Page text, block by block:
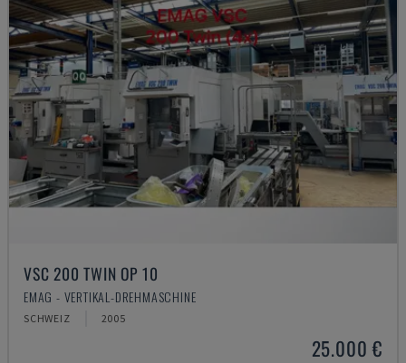
VSC 200 TWIN OP 10
EMAG - VERTIKAL-DREHMASCHINE
SCHWEIZ 2005
25.000 €